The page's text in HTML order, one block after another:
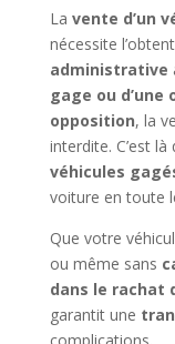
La vente d’un
nécessite
administrative
gage ou d’une
opposition, la
interdite. C’est là
véhicules
voiture en toute
Que votre
ou même sans
dans le rachat
garantit une
complications.